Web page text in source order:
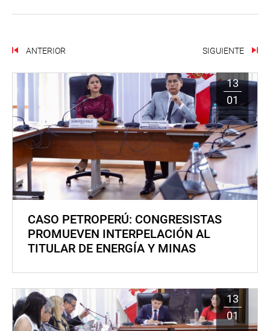
ANTERIOR SIGUIENTE
13
01
CASO PETROPERÚ: CONGRESISTAS
PROMUEVEN INTERPELACIÓN AL
TITULAR DE ENERGÍA Y MINAS
13
01